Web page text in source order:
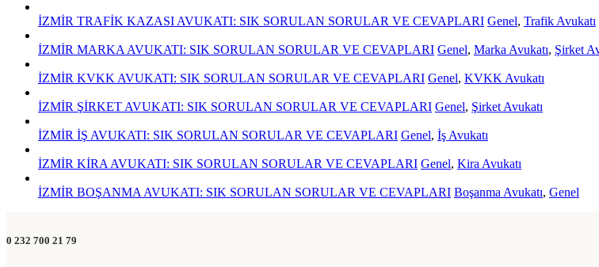
İZMİR TRAFİK KAZASI AVUKATI: SIK SORULAN SORULAR VE CEVAPLARI Genel, Trafik Avukatı
İZMİR MARKA AVUKATI: SIK SORULAN SORULAR VE CEVAPLARI Genel, Marka Avukatı, Şirket
İZMİR KVKK AVUKATI: SIK SORULAN SORULAR VE CEVAPLARI Genel, KVKK Avukatı
İZMİR ŞİRKET AVUKATI: SIK SORULAN SORULAR VE CEVAPLARI Genel, Şirket Avukatı
İZMİR İŞ AVUKATI: SIK SORULAN SORULAR VE CEVAPLARI Genel, İş Avukatı
İZMİR KİRA AVUKATI: SIK SORULAN SORULAR VE CEVAPLARI Genel, Kira Avukatı
İZMİR BOŞANMA AVUKATI: SIK SORULAN SORULAR VE CEVAPLARI Boşanma Avukatı, Genel
0 232 700 21 79